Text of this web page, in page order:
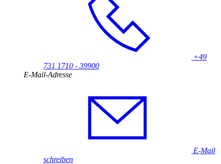
+49
731 1710 - 39900
E-Mail-Adresse
E-Mail
schreiben